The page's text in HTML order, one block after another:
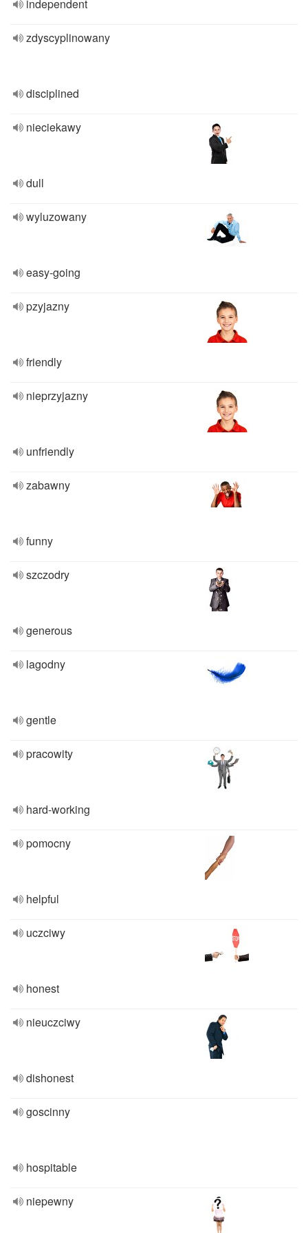
independent
zdyscyplinowany
disciplined
nieciekawy
dull
wyluzowany
easy-going
pzyjazny
friendly
nieprzyjazny
unfriendly
zabawny
funny
szczodry
generous
lagodny
gentle
pracowity
hard-working
pomocny
helpful
uczciwy
honest
nieuczciwy
dishonest
goscinny
hospitable
niepewny